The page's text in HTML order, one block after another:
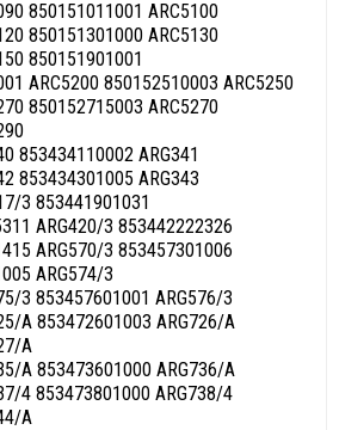
850151011001 ARC5100
850151301000 ARC5130
850151901001
ARC5200 850152510003 ARC5250
850152715003 ARC5270
853434110002 ARG341
853434301005 ARG343
3 853441901031
ARG420/3 853442222326
ARG570/3 853457301006
ARG574/3
3 853457601001 ARG576/3
A 853472601003 ARG726/A
A
A 853473601000 ARG736/A
4 853473801000 ARG738/4
A